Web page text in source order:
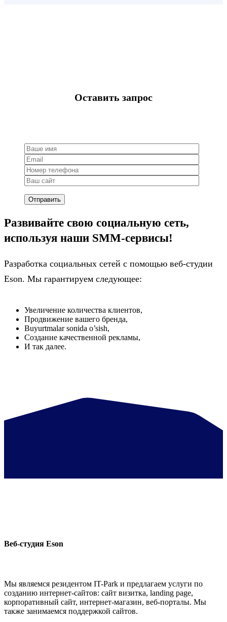
Оставить запрос
Развивайте свою социальную сеть,
используя наши SMM-сервисы!
Разработка социальных сетей с помощью веб-студии
Eson. Мы гарантируем следующее:
Увеличение количества клиентов,
Продвижение вашего бренда,
Buyurtmalar sonida o’sish,
Создание качественной рекламы,
И так далее.
Веб-студия Eson
Мы являемся резидентом IT-Park и предлагаем услуги по
созданию интернет-сайтов: сайт визитка, landing page,
корпоративный сайт, интернет-магазин, веб-порталы. Мы
также занимаемся поддержкой сайтов.